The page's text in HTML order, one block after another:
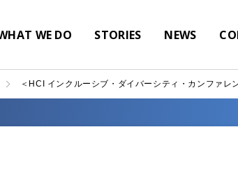
WE DO STORIES NEWS
＜HCI インクルーシブ・ダイバーシティ・カンファ